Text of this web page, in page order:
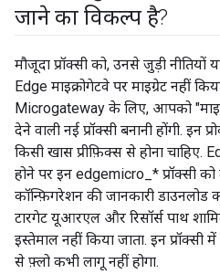
जाने का विकल्प है?
मौजूदा प्रॉक्सी को, उनसे जुड़ी नीतियों
Edge माइक्रोगेटवे पर माइग्रेट नहीं
Microgateway के लिए, आपको
देने वाली नई प्रॉक्सी बनानी होंगी.
किसी खास प्रीफ़िक्स से होना चाहिए.
होने पर इन edgemicro_* प्रॉक्सी
कॉन्फ़िगरेशन की जानकारी डाउनलोड
टारगेट यूआरएल और रिसॉर्स पाथ
इस्तेमाल नहीं किया जाता. इन प्रॉक्सी
से फ़्लो कभी लागू नहीं होगा.